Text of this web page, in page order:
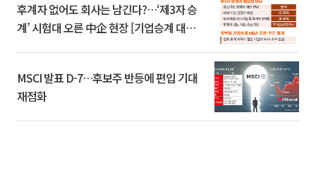
후계자 없어도 회사는 남긴다?…‘제3자 승
계’ 시험대 오른 中企 현장 [기업승계 대전
MSCI 발표 D-7…후보주 반등에 편입 기대
재점화